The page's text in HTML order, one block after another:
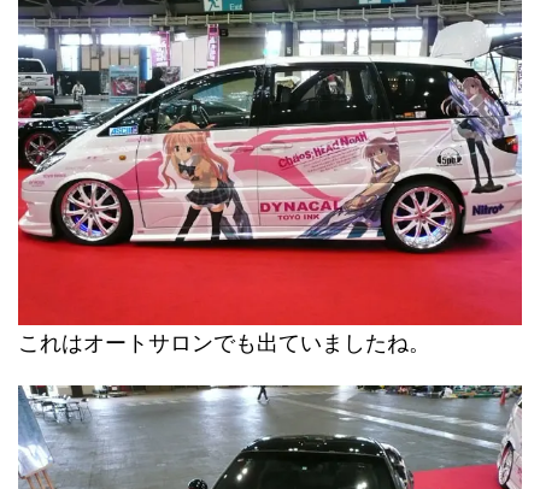
これはオートサロンでも出ていましたね。